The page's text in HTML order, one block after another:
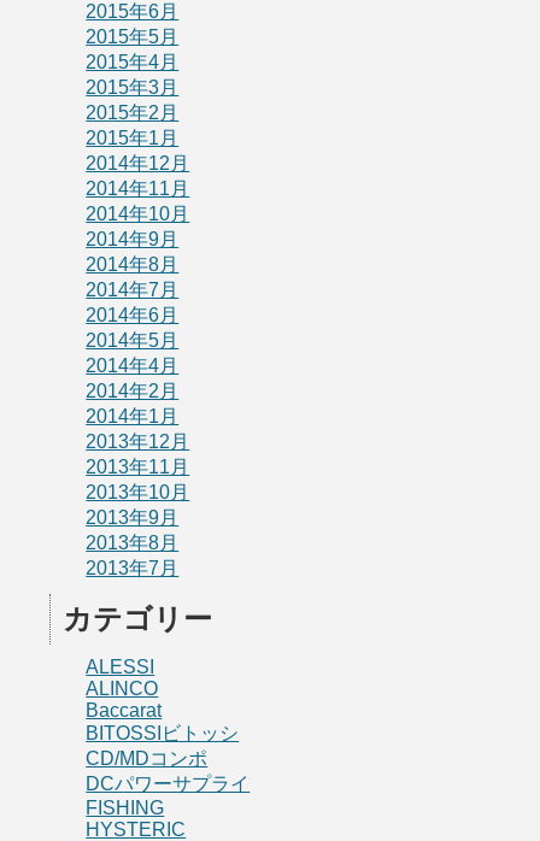
2015年6月
2015年5月
2015年4月
2015年3月
2015年2月
2015年1月
2014年12月
2014年11月
2014年10月
2014年9月
2014年8月
2014年7月
2014年6月
2014年5月
2014年4月
2014年2月
2014年1月
2013年12月
2013年11月
2013年10月
2013年9月
2013年8月
2013年7月
カテゴリー
ALESSI
ALINCO
Baccarat
BITOSSIビトッシ
CD/MDコンポ
DCパワーサプライ
FISHING
HYSTERIC